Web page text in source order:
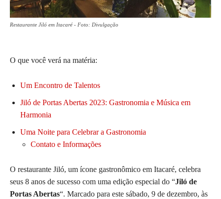
Restaurante Jiló em Itacaré - Foto: Divulgação
O que você verá na matéria:
Um Encontro de Talentos
Jiló de Portas Abertas 2023: Gastronomia e Música em
Harmonia
Uma Noite para Celebrar a Gastronomia
Contato e Informações
O restaurante Jiló, um ícone gastronômico em Itacaré, celebra
seus 8 anos de sucesso com uma edição especial do “Jiló de
Portas Abertas“. Marcado para este sábado, 9 de dezembro, às